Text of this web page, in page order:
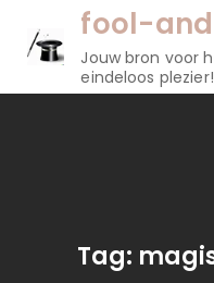
fool-
Jouw bron voor
eindeloos plezier!
Tag: